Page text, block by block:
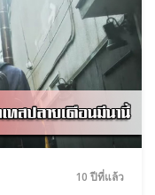
10 ปีที่แล้ว